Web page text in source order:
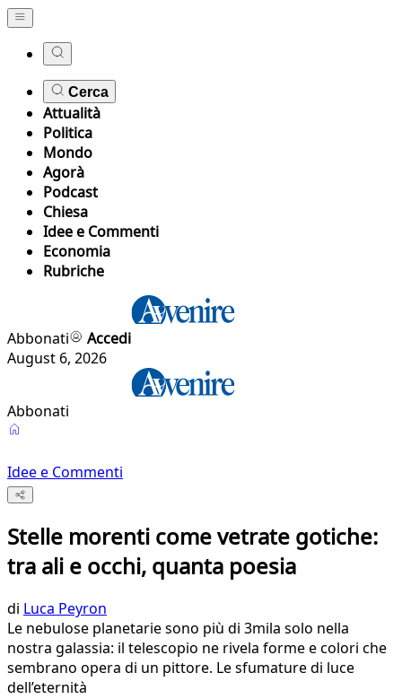
Cerca
Attualità
Politica
Mondo
Agorà
Podcast
Chiesa
Idee e Commenti
Economia
Rubriche
Abbonati
Accedi
August 6, 2026
Abbonati
Idee e Commenti
Stelle morenti come vetrate gotiche:
tra ali e occhi, quanta poesia
di Luca Peyron
Le nebulose planetarie sono più di 3mila solo nella
nostra galassia: il telescopio ne rivela forme e colori che
sembrano opera di un pittore. Le sfumature di luce
dell’eternità